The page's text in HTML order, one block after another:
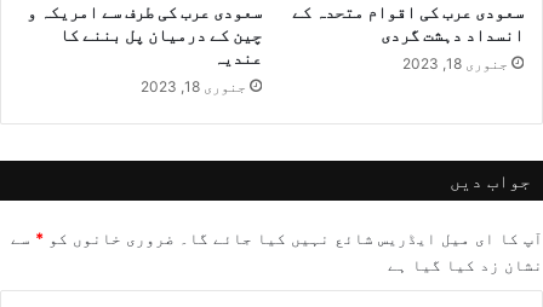
سعودی عرب کی اقوام متحدہ کے
انسداد دہشت گردی
جنوری 18, 2023
سعودی عرب کی طرف سے امریکہ و
چین کے درمیان پل بننے کا
عندیہ
جنوری 18, 2023
جواب دیں
آپ کا ای میل ایڈریس شائع نہیں کیا جائے گا۔ ضروری خانوں کو * سے
نشان زد کیا گیا ہے